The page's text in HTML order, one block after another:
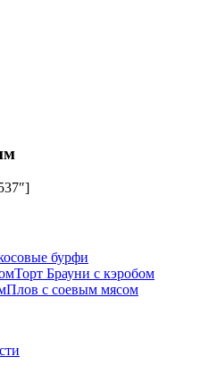
бурфи
Торт Брауни с кэробом
Плов с соевым мясом